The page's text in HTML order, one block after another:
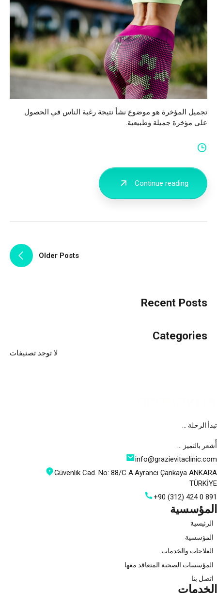
تجميل المؤخرة هو موضوع نشأ نتيجة رغبة الناس في الحصول
على مؤخرة جميلة وطبيعية.
Continue reading
Older Posts
Recent Posts
Categories
لا توجد تصنيفات
تبدأ الرحلة …
أُشعر بالتميز …
info@grazievitaclinic.com
Güvenlik Cad. No: 88/C A.Ayrancı Çankaya ANKARA
TÜRKİYE
+90 (312) 424 0 891
المؤسسية
الرئيسية
المؤسسية
العلاجات والخدمات
المؤسسات الصحية المتعاقد معها
اتصل بنا
الخدمات